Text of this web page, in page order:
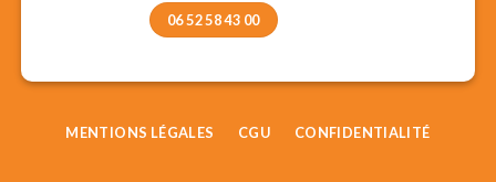
06 52 58 43 00
MENTIONS LÉGALES CGU CONFIDENTIALITÉ